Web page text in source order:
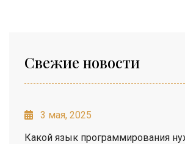
Свежие новости
3 мая, 2025
Какой язык программирования